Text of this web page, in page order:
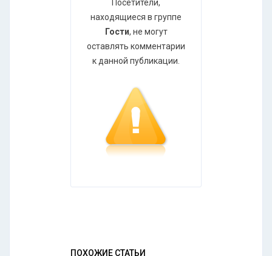
Посетители,
находящиеся в группе
Гости, не могут
оставлять комментарии
к данной публикации.
ПОХОЖИЕ СТАТЬИ